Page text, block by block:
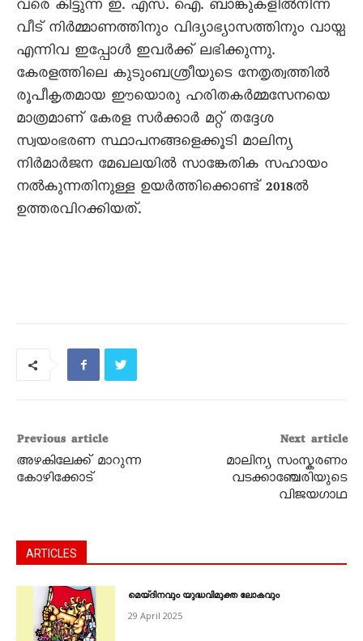
വരെ കിട്ടുന്ന ഇ. എസ്. ഐ. ബാങ്കുകളിൽനിന്ന്
വീട് നിർമ്മാണത്തിനും വിദ്യാഭ്യാസത്തിനും വായ്പ
എന്നിവ ഇപ്പോൾ ഇവർക്ക് ലഭിക്കുന്നു.
കേരളത്തിലെ കുടുംബശ്രീയുടെ നേതൃത്വത്തിൽ
രൂപീകൃതമായ ഈയൊരു ഹരിതകർമ്മസേനയെ
മാത്രമാണ് കേരള സർക്കാർ മറ്റ് തദ്ദേശ
സ്വയംഭരണ സ്ഥാപനങ്ങളെക്കൂടി മാലിന്യ
നിർമാർജന മേഖലയിൽ സാങ്കേതിക സഹായം
നൽകുന്നതിനുള്ള ഉയർത്തിക്കൊണ്ട്‌ 2018ൽ
ഉത്തരവിറക്കിയത്.
Previous article
അഴകിലേക്ക് മാറുന്ന
കോഴിക്കോട്
Next article
മാലിന്യ സംസ്കരണം
വടക്കാഞ്ചേരിയുടെ
വിജയഗാഥ
ARTICLES
മെയ്ദിനവും യുദ്ധവിമുക്ത ലോകവും
29 April 2025